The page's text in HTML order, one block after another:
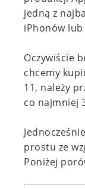
jedną z
iPhonów lub
Oczywiście
chcemy
11, należy
co najmniej
prostu ze
Poniżej